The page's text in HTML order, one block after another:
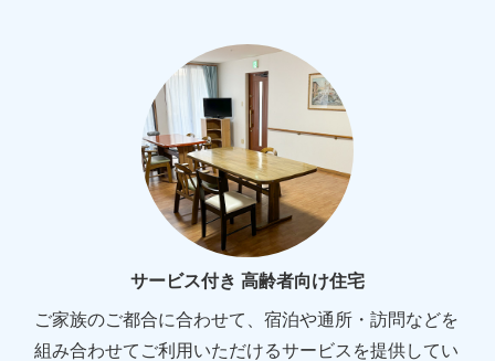
サービス付き 高齢者向け住宅
ご家族のご都合に合わせて、宿泊や通所・訪問などを
組み合わせてご利用いただけるサービスを提供してい